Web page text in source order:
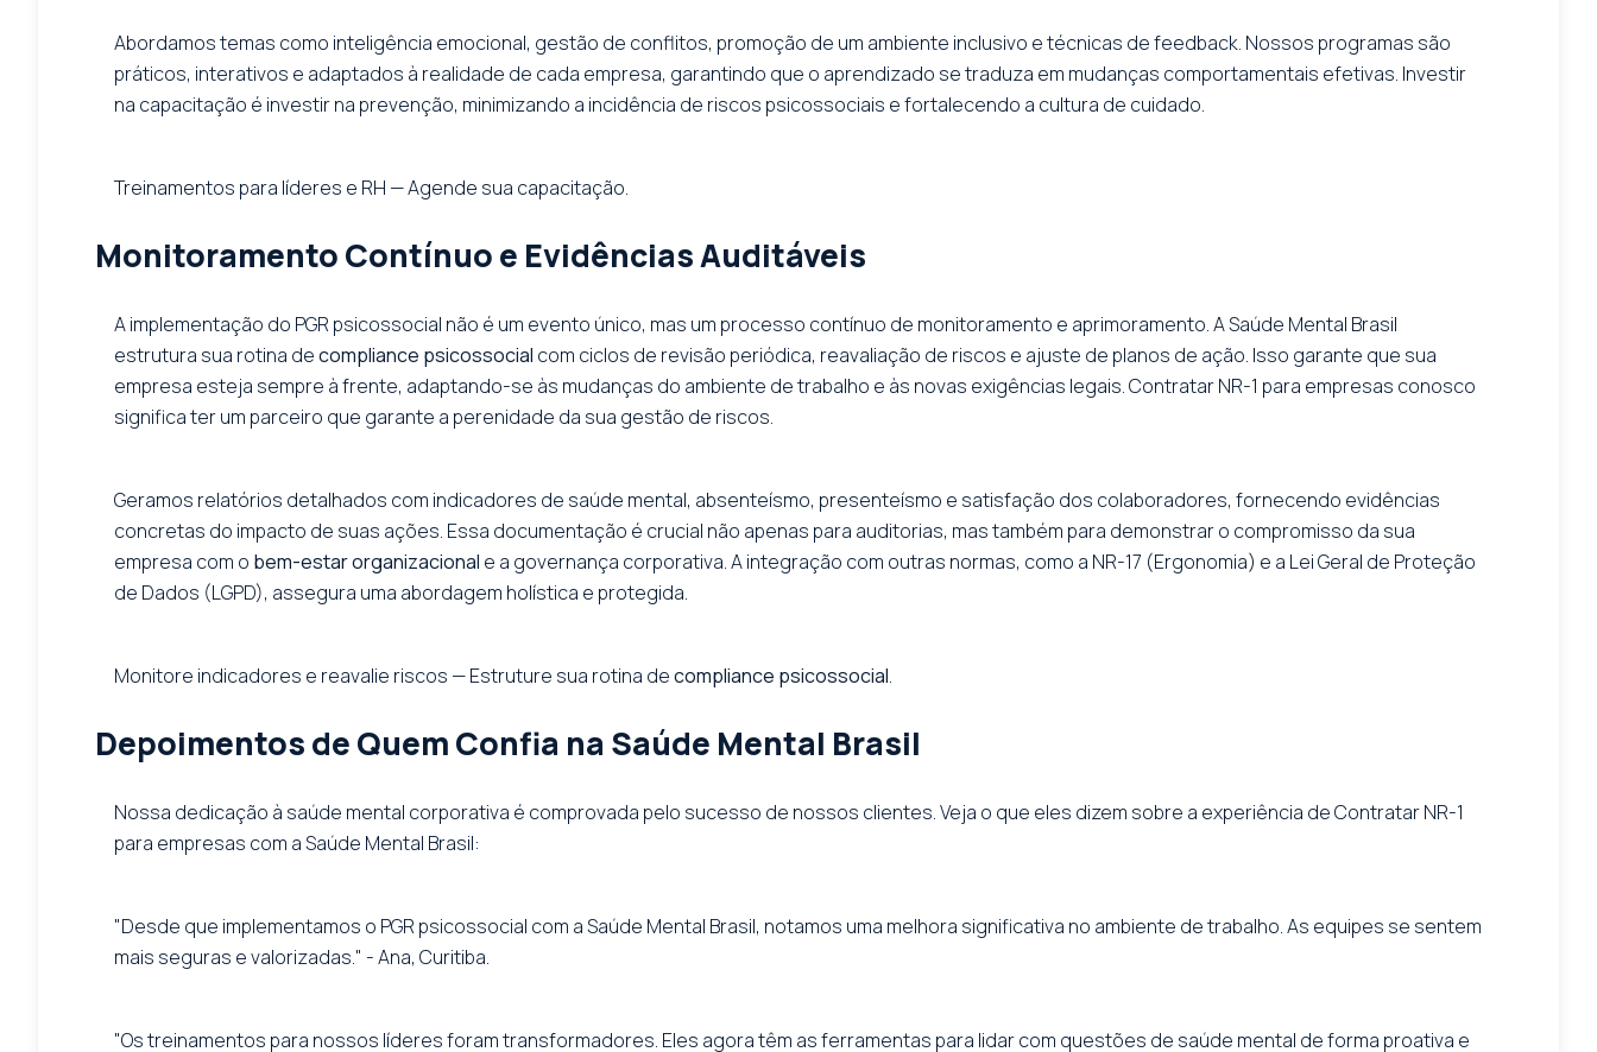
Abordamos temas como inteligência emocional, gestão de conflitos, promoção de um ambiente inclusivo e técnicas de feedback. Nossos programas são
práticos, interativos e adaptados à realidade de cada empresa, garantindo que o aprendizado se traduza em mudanças comportamentais efetivas. Investir
na capacitação é investir na prevenção, minimizando a incidência de riscos psicossociais e fortalecendo a cultura de cuidado.
Treinamentos para líderes e RH — Agende sua capacitação.
Monitoramento Contínuo e Evidências Auditáveis
A implementação do PGR psicossocial não é um evento único, mas um processo contínuo de monitoramento e aprimoramento. A Saúde Mental Brasil
estrutura sua rotina decompliance psicossocial com ciclos de revisão periódica, reavaliação de riscos e ajuste de planos de ação. Isso garante que sua
empresa esteja sempre à frente, adaptando-se às mudanças do ambiente de trabalho e às novas exigências legais. Contratar NR-1 para empresas conosco
significa ter um parceiro que garante a perenidade da sua gestão de riscos.
Geramos relatórios detalhados com indicadores de saúde mental, absenteísmo, presenteísmo e satisfação dos colaboradores, fornecendo evidências
concretas do impacto de suas ações. Essa documentação é crucial não apenas para auditorias, mas também para demonstrar o compromisso da sua
empresa com o bem-estar organizacional e a governança corporativa. A integração com outras normas, como a NR-17 (Ergonomia) e a Lei Geral de Proteção
de Dados (LGPD), assegura uma abordagem holística e protegida.
Monitore indicadores e reavalie riscos — Estruture sua rotina decompliance psicossocial.
Depoimentos de Quem Confia na Saúde Mental Brasil
Nossa dedicação à saúde mental corporativa é comprovada pelo sucesso de nossos clientes. Veja o que eles dizem sobre a experiência de Contratar NR-1
para empresas com a Saúde Mental Brasil:
"Desde que implementamos o PGR psicossocial com a Saúde Mental Brasil, notamos uma melhora significativa no ambiente de trabalho. As equipes se sentem
mais seguras e valorizadas." - Ana, Curitiba.
"Os treinamentos para nossos líderes foram transformadores. Eles agora têm as ferramentas para lidar com questões de saúde mental de forma proativa e